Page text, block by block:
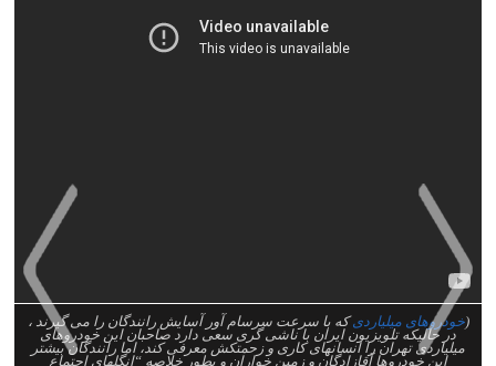
(خودروهای میلیاردیکه با سرعت سرسام آور آسایش رانندگان را می گیرند ،
در حالیکه تلویزیون ایران با ناشی گری سعی دارد صاحبان این خودروهای
میلیاردی تهران را انسانهای کاری و زحمتکش معرفی کند، اما رانندگان بیشتر
این خودروها آقازادگان و زمین خواران و بطور خلاصه “انگلهای اجتماع